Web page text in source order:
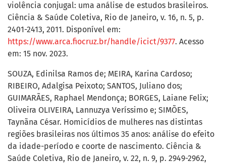
violência conjugal: uma análise de estudos brasileiros.
Ciência & Saúde Coletiva, Rio de Janeiro, v. 16, n. 5, p.
2401-2413, 2011. Disponível em:
https://www.arca.fiocruz.br/handle/icict/9377. Acesso
em: 15 nov. 2023.
SOUZA, Edinilsa Ramos de; MEIRA, Karina Cardoso;
RIBEIRO, Adalgisa Peixoto; SANTOS, Juliano dos;
GUIMARÃES, Raphael Mendonça; BORGES, Laiane Felix;
Oliveira OLIVEIRA, Lannuzya Veríssimo e; SIMÕES,
Taynãna César. Homicídios de mulheres nas distintas
regiões brasileiras nos últimos 35 anos: análise do efeito
da idade-período e coorte de nascimento. Ciência &
Saúde Coletiva, Rio de Janeiro, v. 22, n. 9, p. 2949-2962,